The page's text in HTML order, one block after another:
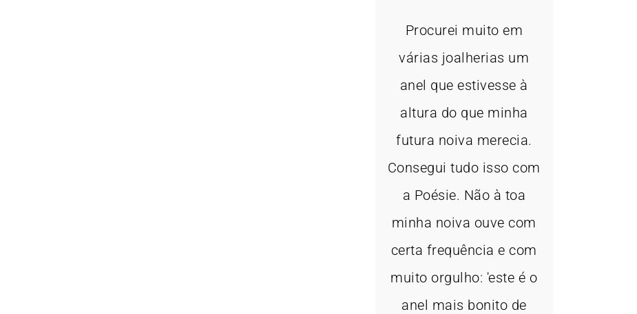
Procurei muito em
várias joalherias um
anel que estivesse à
altura do que minha
futura noiva merecia.
Consegui tudo isso com
a Poésie. Não à toa
minha noiva ouve com
certa frequência e com
muito orgulho: 'este é o
anel mais bonito de